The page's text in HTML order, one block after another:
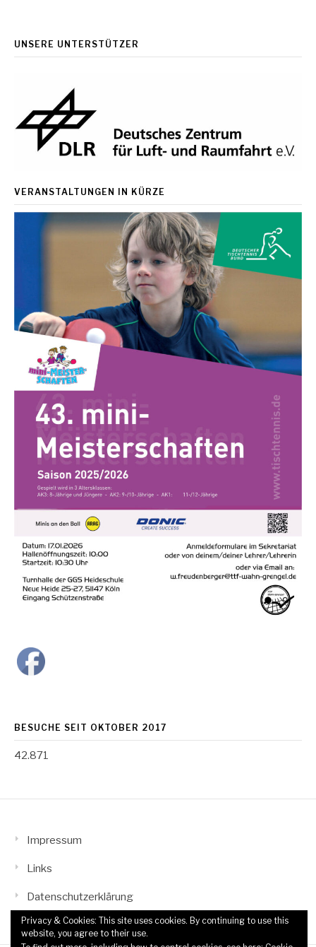
UNSERE UNTERSTÜTZER
VERANSTALTUNGEN IN KÜRZE
BESUCHE SEIT OKTOBER 2017
42.871
Impressum
Links
Datenschutzerklärung
Privacy & Cookies: This site uses cookies. By continuing to use this
website, you agree to their use.